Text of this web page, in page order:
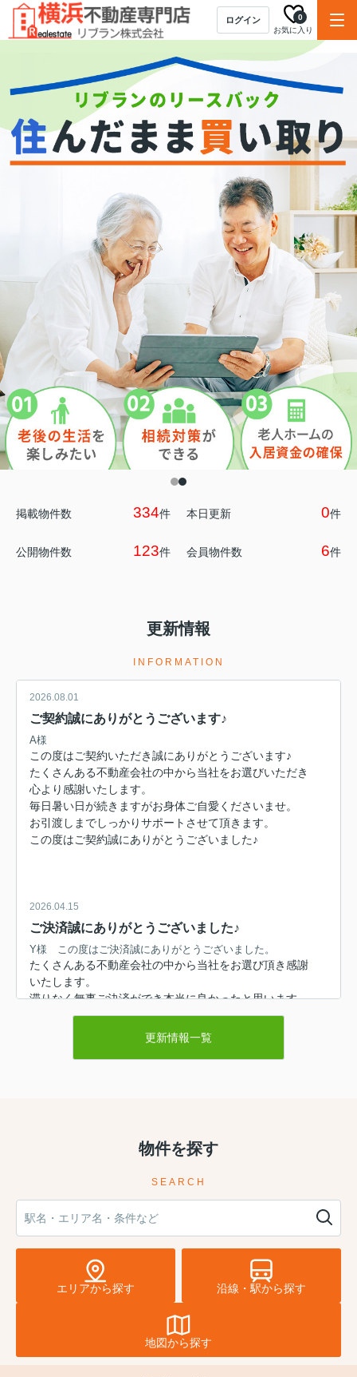
ログイン
お気に入り
0
掲載物件数 334件 本日更新 0件
公開物件数 123件 会員物件数 6件
更新情報
INFORMATION
2026.08.01
ご契約誠にありがとうございます♪
A様
この度はご契約いただき誠にありがとうございます♪
たくさんある不動産会社の中から当社をお選びいただき
心より感謝いたします。
毎日暑い日が続きますがお身体ご自愛くださいませ。
お引渡しまでしっかりサポートさせて頂きます。
この度はご契約誠にありがとうございました♪
2026.04.15
ご決済誠にありがとうございました♪
Y様 この度はご決済誠にありがとうございました。
たくさんある不動産会社の中から当社をお選び頂き感謝
いたします。
滞りなく無事ご決済ができ本当に良かったと思います。
今回は地積測量図の誤りから始まり、ひょんなことから
底地購入という話に繋がりました。
ご決済誠にありがとうございました♪
ご決済誠にありがとうございました♪
この度はご決済誠にありがとうございました♪
たくさんある不動産会社から当社をお選び頂き感謝いた
新居での新生活満喫してくださいね！
更新情報一覧
物件を探す
SEARCH
エリアから探す 沿線・駅から探す
地図から探す